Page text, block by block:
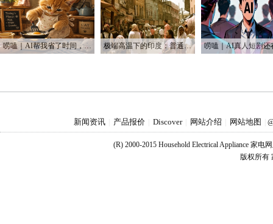
唠嗑｜AI帮我省了时间，也帮我烧光了Token 极端高温下的印度：普通人用不起空调 富人却被空调“炸到”
新闻资讯 产品报价 Discover 网站介绍 网站地图
(R) 2000-2015 Household Electrical Appliance 家电
版权所有